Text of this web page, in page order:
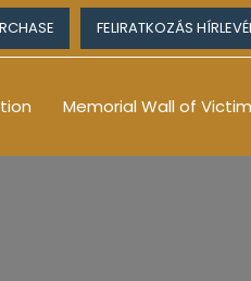
FELIRATKOZÁS
Memorial Wall of